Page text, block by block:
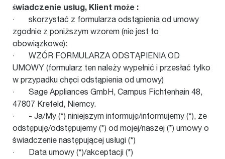
świadczenie usług, Klient może :
· skorzystać z formularza odstąpienia od umowy
zgodnie z poniższym wzorem (nie jest to
obowiązkowe):
· WZÓR FORMULARZA ODSTĄPIENIA OD
UMOWY (formularz ten należy wypełnić i przesłać tylko
w przypadku chęci odstąpienia od umowy)
· Sage Appliances GmbH, Campus Fichtenhain 48,
47807 Krefeld, Niemcy.
· - Ja/My (*) niniejszym informuję/informujemy (*), że
odstępuję/odstępujemy (*) od mojej/naszej (*) umowy o
świadczenie następującej usługi (*)
· Data umowy (*)/akceptacji (*)